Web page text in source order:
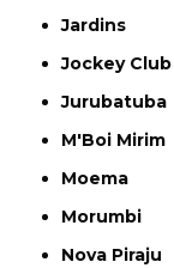
Jardins
Jockey Club
Jurubatuba
M'Boi Mirim
Moema
Morumbi
Nova Piraju